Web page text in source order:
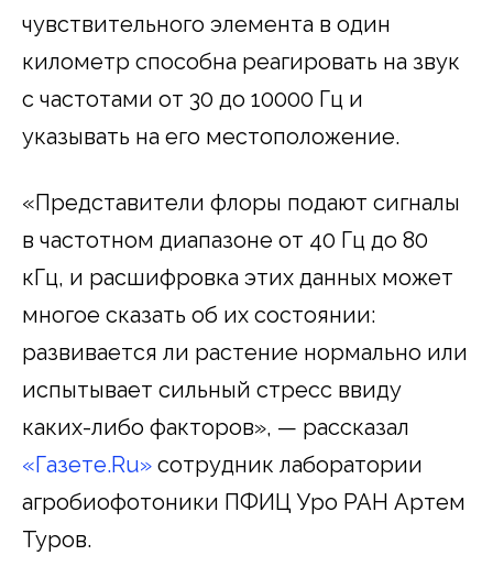
чувствительного элемента в один
километр способна реагировать на звук
с частотами от 30 до 10000 Гц и
указывать на его местоположение.
«Представители флоры подают сигналы
в частотном диапазоне от 40 Гц до 80
кГц, и расшифровка этих данных может
многое сказать об их состоянии:
развивается ли растение нормально или
испытывает сильный стресс ввиду
каких-либо факторов», — рассказал
«Газете.Ru» сотрудник лаборатории
агробиофотоники ПФИЦ Уро РАН Артем
Туров.